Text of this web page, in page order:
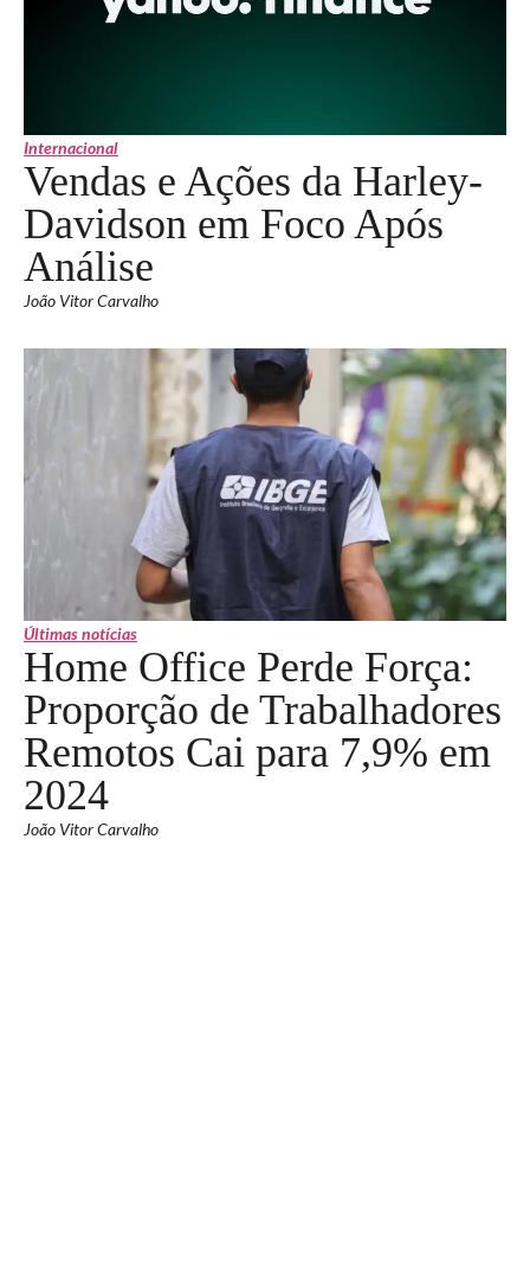
Internacional
Vendas e Ações da Harley-
Davidson em Foco Após
Análise
João Vitor Carvalho
Últimas notícias
Home Office Perde Força:
Proporção de Trabalhadores
Remotos Cai para 7,9% em
2024
João Vitor Carvalho